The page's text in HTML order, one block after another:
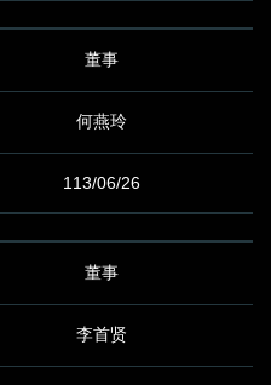
董事
何燕玲
113/06/26
董事
李首贤